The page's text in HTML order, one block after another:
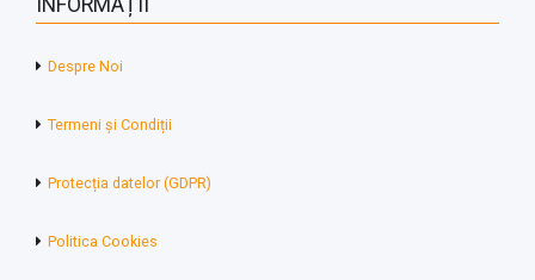
Despre Noi
Termeni și Condiții
Protecția datelor (GDPR)
Politica Cookies